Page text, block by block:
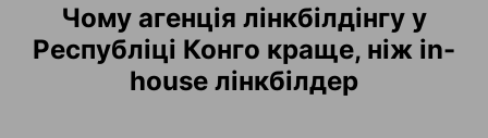
Чому агенція лінкбілдінгу у
Республіці Конго краще, ніж in-
house лінкбілдер